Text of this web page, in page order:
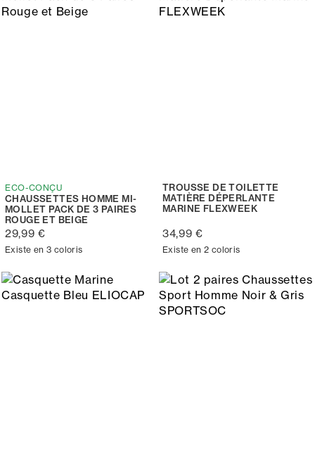
ECO-CONÇU
CHAUSSETTES HOMME MI-
MOLLET PACK DE 3 PAIRES
ROUGE ET BEIGE
29,99 €
Existe en 3 coloris
TROUSSE DE TOILETTE
MATIÈRE DÉPERLANTE
MARINE FLEXWEEK
34,99 €
Existe en 2 coloris